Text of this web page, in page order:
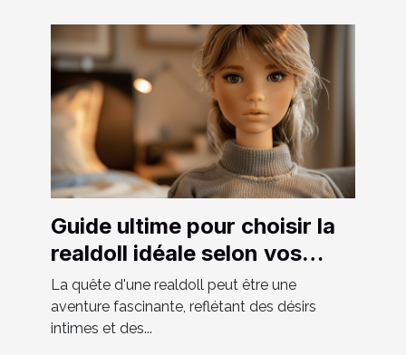
Guide ultime pour choisir la
realdoll idéale selon vos
préférences
La quête d'une realdoll peut être une
aventure fascinante, reflétant des désirs
intimes et des...